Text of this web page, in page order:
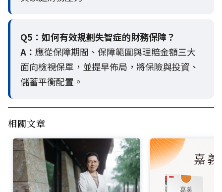
Q5： 如何有效規劃失智症的財務保障？
A： 應從保障期間、保障範圍與理賠金額三大
面向檢視保單，並提早佈局，將保險與投資、
儲蓄平衡配置。
相關文章